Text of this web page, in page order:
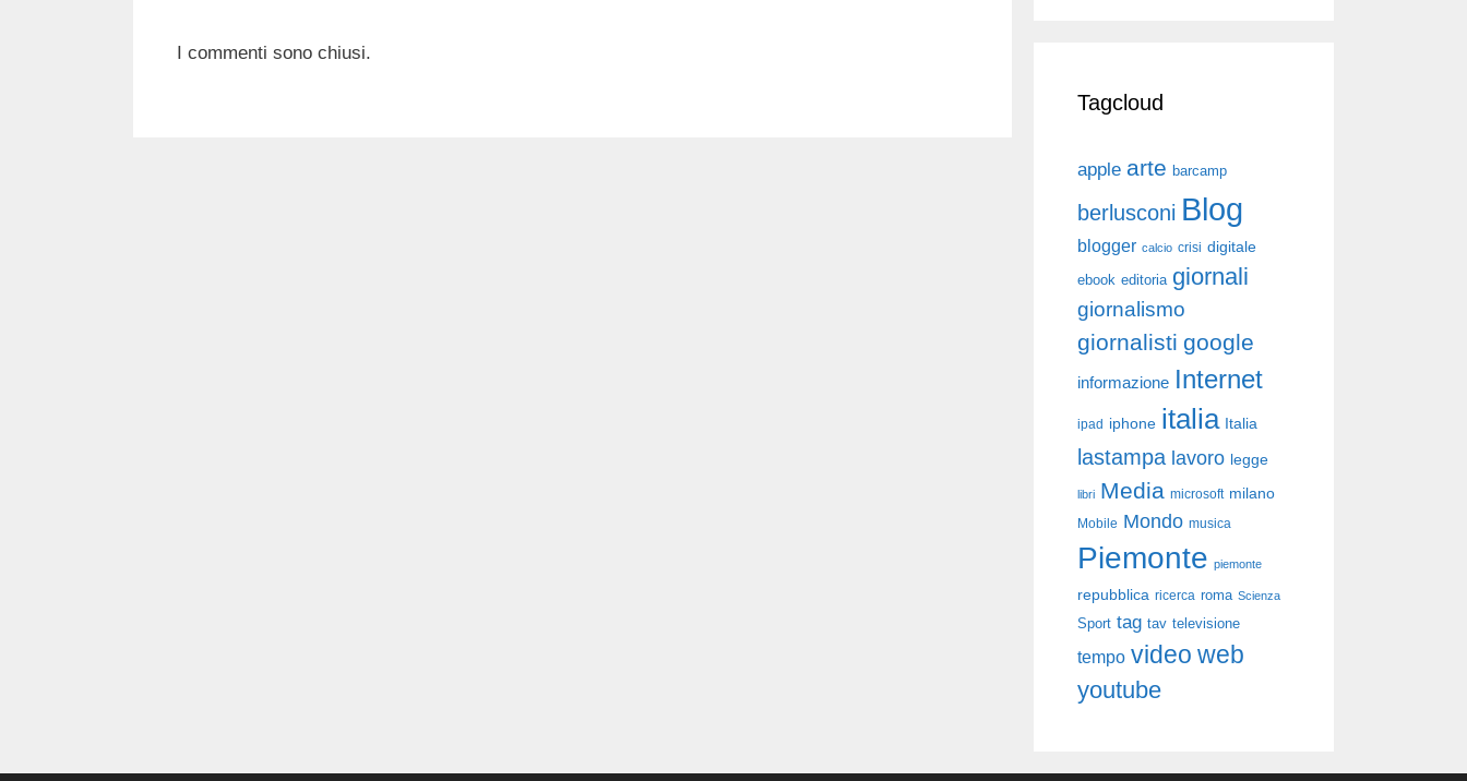
I commenti sono chiusi.
Tagcloud
apple arte barcamp
berlusconi Blog
blogger calcio crisi digitale
ebook editoria giornali
giornalismo
giornalisti google
informazione Internet
ipad iphone italia Italia
lastampa lavoro legge
libri Media microsoft milano
Mobile Mondo musica
Piemonte piemonte
repubblica ricerca roma Scienza
Sport tag tav televisione
tempo video web
youtube